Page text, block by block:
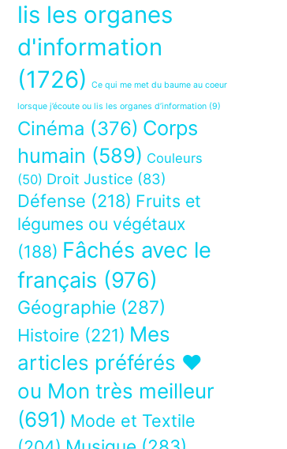
lis les organes
d'information
(1726)
Ce qui me met du baume au coeur
lorsque j’écoute ou lis les organes d’information (9)
Cinéma (376) Corps
humain (589) Couleurs
(50) Droit Justice (83)
Défense (218) Fruits et
légumes ou végétaux
(188) Fâchés avec le
français (976)
Géographie (287)
Histoire (221) Mes
articles préférés ❤
ou Mon très meilleur
(691) Mode et Textile